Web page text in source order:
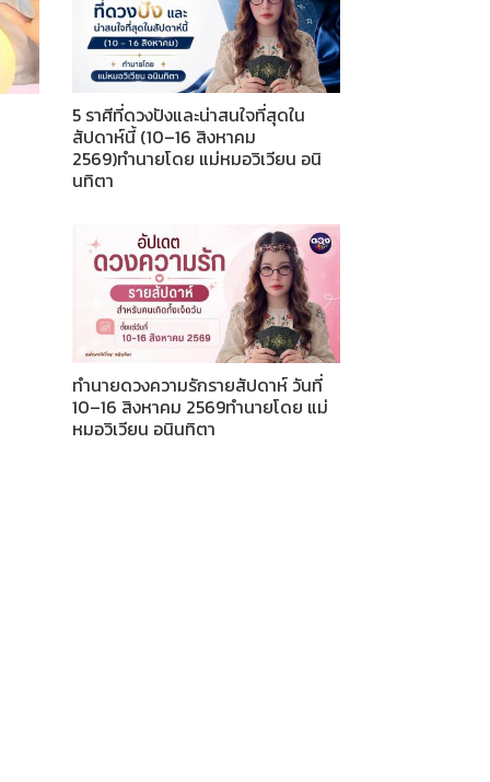
5 ราศีที่ดวงปังและน่าสนใจที่สุดใน
สัปดาห์นี้ (10–16 สิงหาคม
2569)ทำนายโดย แม่หมอวิเวียน อนิ
นทิตา
ทำนายดวงความรักรายสัปดาห์ วันที่
10–16 สิงหาคม 2569ทำนายโดย แม่
หมอวิเวียน อนินทิตา